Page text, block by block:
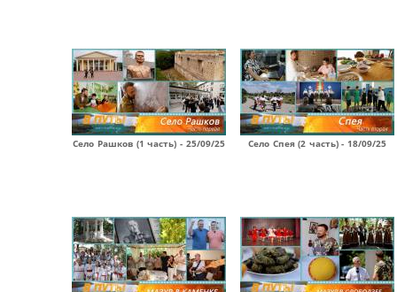
Село Рашков (1 часть) - 25/09/25 Село Спея (2 часть) - 18/09/25